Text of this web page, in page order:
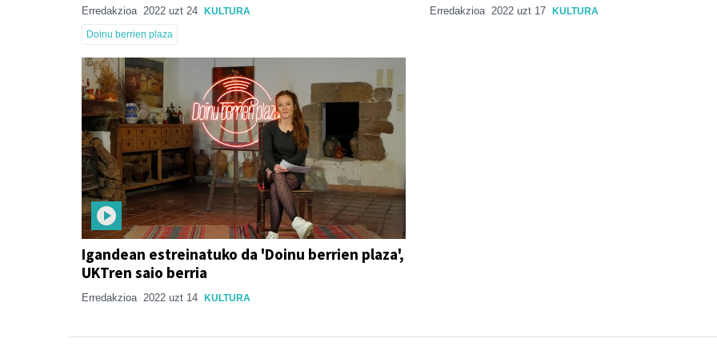
Erredakzioa 2022 uzt 24 KULTURA
Doinu berrien plaza
Erredakzioa 2022 uzt 17 KULTURA
Igandean estreinatuko da 'Doinu berrien plaza',
UKTren saio berria
Erredakzioa 2022 uzt 14 KULTURA